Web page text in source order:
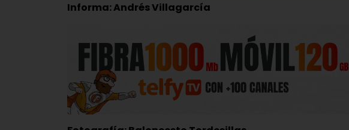
Informa: Andrés Villagarcía